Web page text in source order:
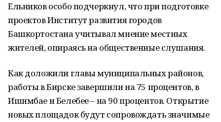
Ельников особо подчеркнул, что при подготовке
проектов Институт развития городов
Башкортостана учитывал мнение местных
жителей, опираясь на общественные слушания.
Как доложили главы муниципальных районов,
работы в Бирске завершили на 75 процентов, в
Ишимбае и Белебее – на 90 процентов. Открытие
новых площадок будут сопровождать значимые